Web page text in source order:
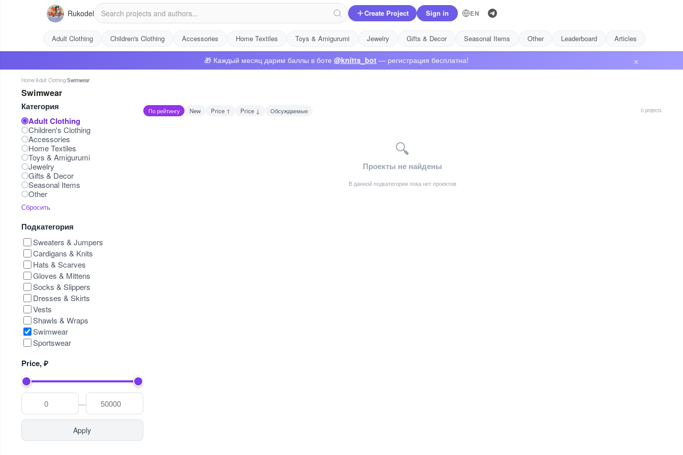
Rukodel Create Project Sign in EN
Adult Clothing Children's Clothing Accessories Home Textiles Toys & Amigurumi Jewelry Gifts & Decor Seasonal Items Other Leaderboard Articles
🎁 Каждый месяц дарим баллы в боте @knitts_bot — регистрация бесплатна! ×
Home/Adult Clothing/Swimwear
Swimwear
Категория
Adult Clothing
Children's Clothing
Accessories
Home Textiles
Toys & Amigurumi
Jewelry
Gifts & Decor
Seasonal Items
Other
Сбросить
Подкатегория
Sweaters & Jumpers
Cardigans & Knits
Hats & Scarves
Gloves & Mittens
Socks & Slippers
Dresses & Skirts
Vests
Shawls & Wraps
Swimwear
Sportswear
Price, ₽
—
Apply
По рейтингу New Price ↑ Price ↓ Обсуждаемые 0 projects
🔍
Проекты не найдены
В данной подкатегории пока нет проектов